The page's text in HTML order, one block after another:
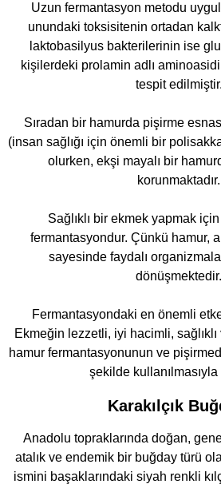
Uzun fermantasyon metodu
unundaki toksisitenin ortadan
laktobasilyus bakterilerinin ise
kişilerdeki prolamin adlı
tespit edilmiştir.
Sıradan bir hamurda pişirme
(insan sağlığı için önemli bir
olurken, ekşi mayalı bir
korunmaktadır.
Sağlıklı bir ekmek yapmak
fermantasyondur. Çünkü hamur,
sayesinde faydalı
dönüşmektedir.
Fermantasyondaki en önemli
Ekmeğin lezzetli, iyi hacimli,
hamur fermantasyonunun ve
şekilde kullanılmasıyla
Karakılçık
Anadolu topraklarında doğan,
atalık ve endemik bir buğday türü
ismini başaklarındaki siyah renkli